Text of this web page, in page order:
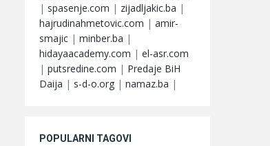
| spasenje.com | zijadljakic.ba |
hajrudinahmetovic.com | amir-
smajic | minber.ba |
hidayaacademy.com | el-asr.com
| putsredine.com | Predaje BiH
Daija | s-d-o.org | namaz.ba |
POPULARNI TAGOVI